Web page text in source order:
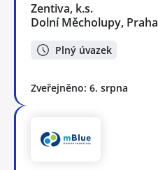
Zentiva, k.s.
Dolní Měcholupy, Praha
Plný úvazek
Zveřejněno: 6. srpna